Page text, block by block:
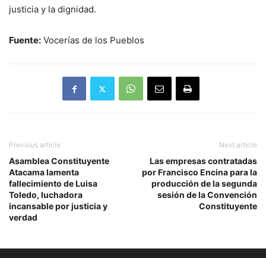
justicia y la dignidad.
Fuente: Vocerías de los Pueblos
Previous article
Asamblea Constituyente
Atacama lamenta
fallecimiento de Luisa
Toledo, luchadora
incansable por justicia y
verdad
Next article
Las empresas contratadas
por Francisco Encina para la
producción de la segunda
sesión de la Convención
Constituyente